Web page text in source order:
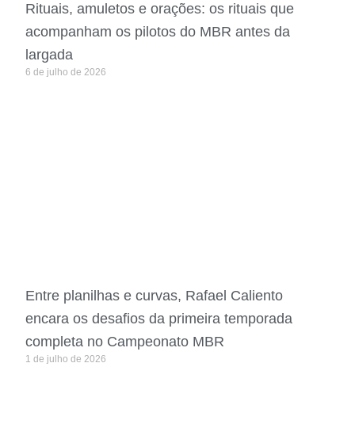
Rituais, amuletos e orações: os rituais que
acompanham os pilotos do MBR antes da
largada
6 de julho de 2026
Entre planilhas e curvas, Rafael Caliento
encara os desafios da primeira temporada
completa no Campeonato MBR
1 de julho de 2026